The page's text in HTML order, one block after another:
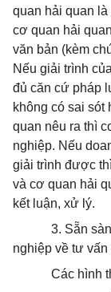
quan hải quan
cơ quan hải
văn bản (kèm
Nếu giải trình
đủ căn cứ pháp
không có sai sót
quan nêu ra thì
nghiệp. Nếu
giải trình được
và cơ quan hải
kết luận, xử lý.
3. Sẵn
nghiệp về tư
Các hình